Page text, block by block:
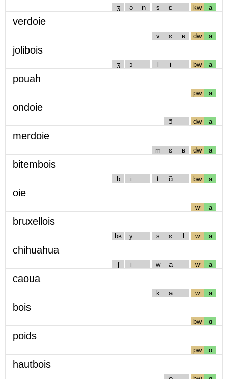
ʒ ə n s ɛ kw a
verdoie
v ɛ ʁ dw a
jolibois
ʒ ɔ l i bw a
pouah
pw a
ondoie
ɔ̃ dw a
merdoie
m ɛ ʁ dw a
bitembois
b i t ɑ̃ bw a
oie
w a
bruxellois
bʁ y s ɛ l w a
chihuahua
ʃ i w a w a
caoua
k a w a
bois
bw ɑ
poids
pw ɑ
hautbois